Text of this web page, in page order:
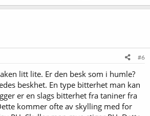
#6
litt lite. Er den besk som i humle?
beskhet. En type bitterhet man kan
er en slags bitterhet fra taniner fra
kommer ofte av skylling med for